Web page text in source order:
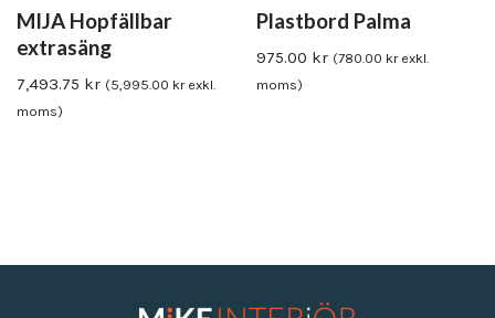
MIJA Hopfällbar
extrasäng
7,493.75 kr (5,995.00 krexkl.
moms)
Plastbord Palma
975.00 kr (780.00 krexkl.
moms)